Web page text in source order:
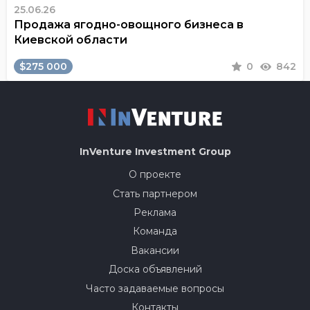
25.06.26
Продажа ягодно-овощного бизнеса в
Киевской области
$275 000 0 842
InVenture Investment Group
О проекте
Стать партнером
Реклама
Команда
Вакансии
Доска объявлений
Часто задаваемые вопросы
Контакты